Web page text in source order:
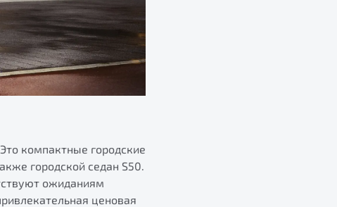
компактные городские
городской седан S50.
ожиданиям
ценовая